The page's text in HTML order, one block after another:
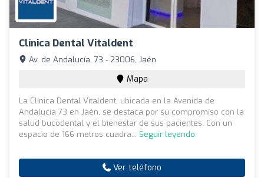
Clínica Dental Vitaldent
Av. de Andalucía, 73 - 23006, Jaén
Mapa
La Clínica Dental Vitaldent, ubicada en la Avenida de
Andalucía 73 en Jaén, se destaca por su compromiso con la
salud bucodental y el bienestar de sus pacientes. Con un
espacio de 166 metros cuadra... Seguir leyendo
Ver teléfono